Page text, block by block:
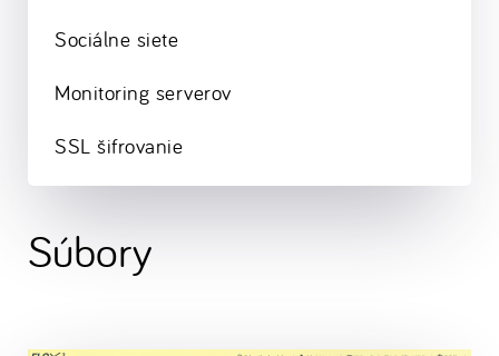
Súbory
Sociálne siete
Monitoring serverov
SSL šifrovanie